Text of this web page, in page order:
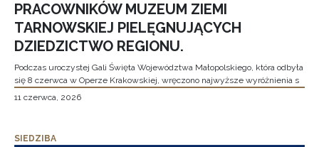
PRACOWNIKÓW MUZEUM ZIEMI
TARNOWSKIEJ PIELĘGNUJĄCYCH
DZIEDZICTWO REGIONU.
Podczas uroczystej Gali Święta Województwa Małopolskiego, która odbyła
się 8 czerwca w Operze Krakowskiej, wręczono najwyższe wyróżnienia s
11 czerwca, 2026
SIEDZIBA